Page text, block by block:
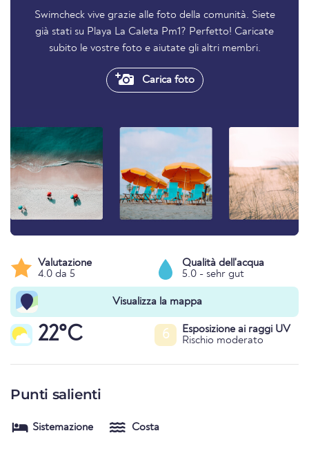
Swimcheck vive grazie alle foto della comunità. Siete
già stati su Playa La Caleta Pm1? Perfetto! Caricate
subito le vostre foto e aiutate gli altri membri.
Carica foto
Valutazione
4.0 da 5
Qualità dell'acqua
5.0 - sehr gut
Visualizza la mappa
22°C 6
Esposizione ai raggi UV
Rischio moderato
Punti salienti
Sistemazione Costa